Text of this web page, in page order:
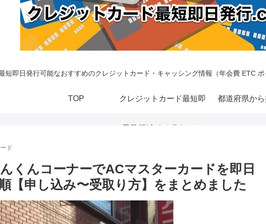
短即日発行可能なおすすめのクレジットカード・キャッシング情報（年会費 ETC ポ
TOP クレジットカード最短即
日発行|今すぐ作れる！
ドを紹介
都道府県か
ド
くんコーナーでACマスターカードを即日
【申し込み〜受取り方】をまとめました